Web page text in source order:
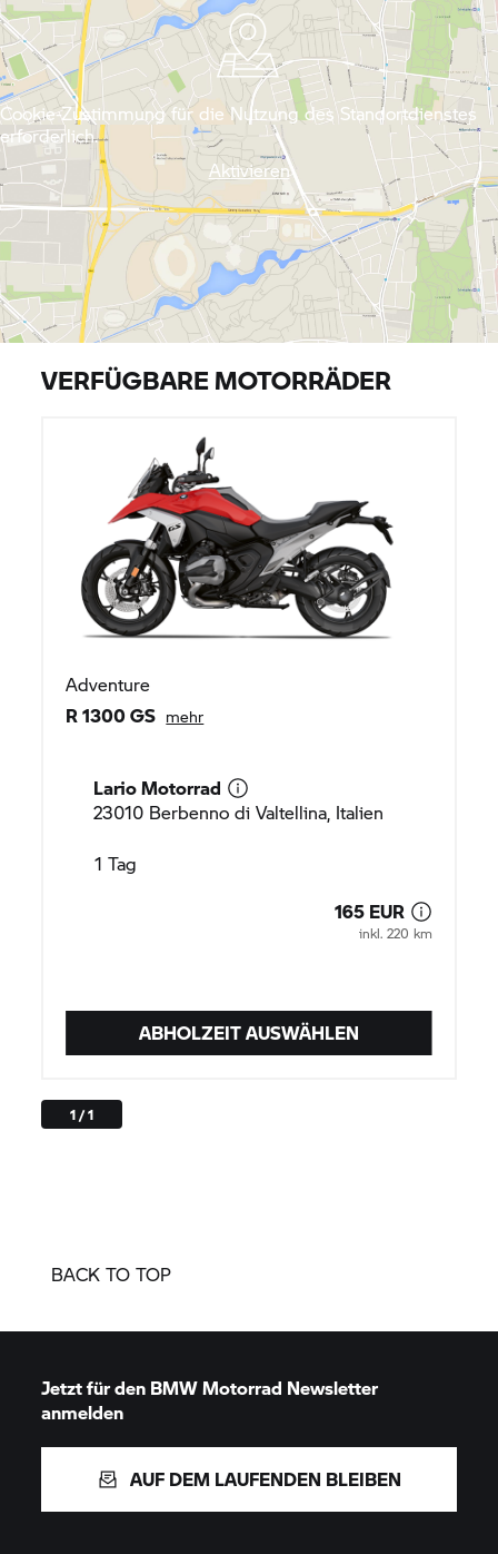
Cookie-Zustimmung für die Nutzung des Standortdienstes
erforderlich.
Aktivieren
VERFÜGBARE MOTORRÄDER
1 / 1
ABHOLZEIT AUSWÄHLEN
Adventure
R 1300 GS mehr
Lario Motorrad
23010 Berbenno di Valtellina, Italien
1 Tag
165 EUR
inkl. 220 km
BACK TO TOP
Jetzt für den BMW Motorrad Newsletter
anmelden
AUF DEM LAUFENDEN BLEIBEN